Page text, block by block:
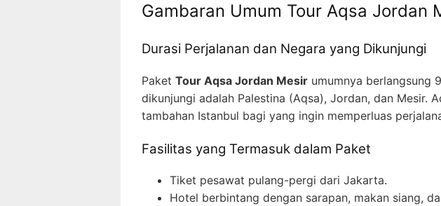
Gambaran Umum Tour Aqsa Jordan
Durasi Perjalanan dan Negara yang Dikunjungi
Paket Tour Aqsa Jordan Mesir umumnya berlangsung
dikunjungi adalah Palestina (Aqsa), Jordan, dan Mesir.
tambahan Istanbul bagi yang ingin memperluas
Fasilitas yang Termasuk dalam Paket
Tiket pesawat pulang-pergi dari Jakarta.
Hotel berbintang dengan sarapan, makan siang,